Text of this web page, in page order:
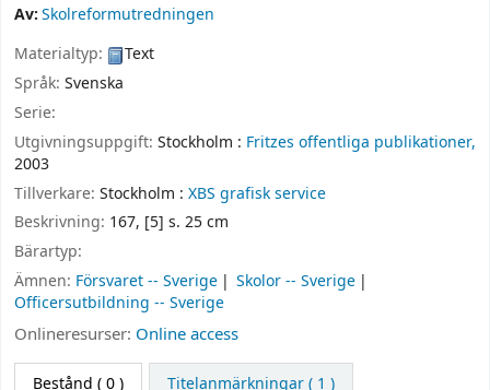
Av:Skolreformutredningen
Materialtyp:
Text
Språk: Svenska
Serie:
Utgivningsuppgift: Stockholm : Fritzes offentliga publikationer,
2003
Tillverkare: Stockholm : XBS grafisk service
Beskrivning: 167, [5] s. 25 cm
Bärartyp:
Ämnen: Försvaret -- Sverige
Skolor -- Sverige
Officersutbildning -- Sverige
Onlineresurser: Online access
Bestånd ( 0 ) Titelanmärkningar ( 1 )